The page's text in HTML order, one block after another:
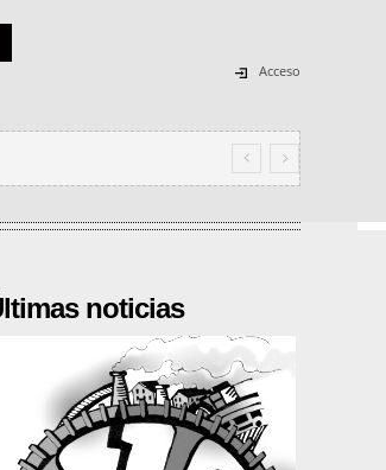
Acceso
noticias